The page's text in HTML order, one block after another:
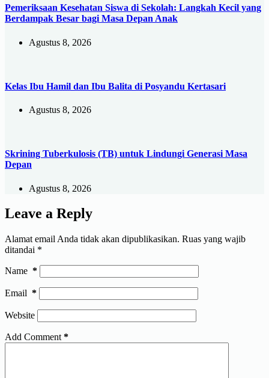
Pemeriksaan Kesehatan Siswa di Sekolah: Langkah Kecil yang
Berdampak Besar bagi Masa Depan Anak
Agustus 8, 2026
Kelas Ibu Hamil dan Ibu Balita di Posyandu Kertasari
Agustus 8, 2026
Skrining Tuberkulosis (TB) untuk Lindungi Generasi Masa
Depan
Agustus 8, 2026
Leave a Reply
Alamat email Anda tidak akan dipublikasikan. Ruas yang wajib
ditandai *
Name *
Email *
Website
Add Comment *